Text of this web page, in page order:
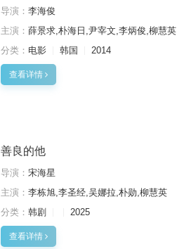
导演： 李海俊
主演： 薛景求,朴海日,尹宰文,李炳俊,柳慧英
分类： 电影 韩国 2014
查看详情
善良的他
导演： 宋海星
主演： 李栋旭,李圣经,吴娜拉,朴勋,柳慧英
分类： 韩剧 2025
查看详情